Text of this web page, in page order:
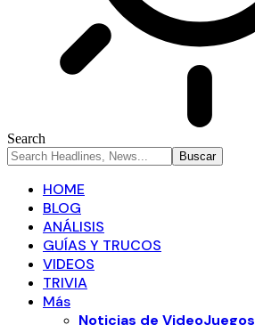
Search
HOME
BLOG
ANÁLISIS
GUÍAS Y TRUCOS
VIDEOS
TRIVIA
Más
Noticias de VideoJuegos